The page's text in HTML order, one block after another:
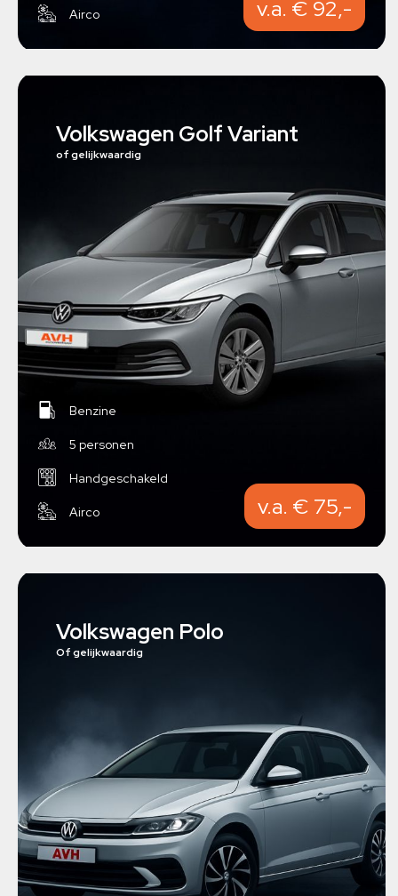
Airco v.a. € 92,-
Volkswagen Golf Variant
of gelijkwaardig
Benzine
5 personen
Handgeschakeld
Airco v.a. € 75,-
Volkswagen Polo
Of gelijkwaardig